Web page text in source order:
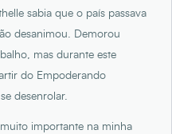
sabia que o país passava
desanimou. Demorou
mas durante este
do Empoderando
desenrolar.
importante na minha